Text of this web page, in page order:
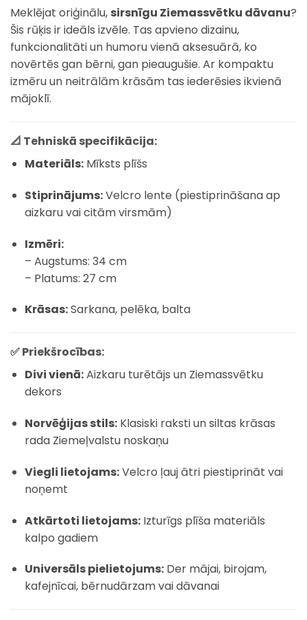
Meklējat oriģinālu, sirsnīgu Ziemassvētku dāvanu?
Šis rūķis ir ideāls izvēle. Tas apvieno dizainu,
funkcionalitāti un humoru vienā aksesuārā, ko
novērtēs gan bērni, gan pieaugušie. Ar kompaktu
izmēru un neitrālām krāsām tas iederēsies ikvienā
mājoklī.
📐 Tehniskā specifikācija:
Materiāls:Mīksts plīšs
Stiprinājums:Velcro lente (piestiprināšana ap
aizkaru vai citām virsmām)
Izmēri:
– Augstums: 34 cm
– Platums: 27 cm
Krāsas:Sarkana, pelēka, balta
✅ Priekšrocības:
Divi vienā:Aizkaru turētājs un Ziemassvētku
dekors
Norvēģijas stils:Klasiski raksti un siltas krāsas
rada Ziemeļvalstu noskaņu
Viegli lietojams:Velcro ļauj ātri piestiprināt vai
noņemt
Atkārtoti lietojams:Izturīgs plīša materiāls
kalpo gadiem
Universāls pielietojums:Der mājai, birojam,
kafejnīcai, bērnudārzam vai dāvanai